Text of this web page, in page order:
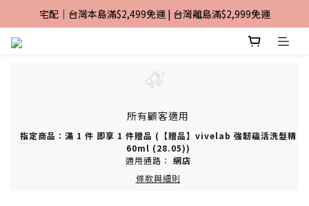
加入TiMO Beauty會員享$30元購物金
宅配｜台灣本島滿$2,499免運 | 台灣離島滿$2,999免運
加入TiMO Beauty會員享$30元購物金
所有顧客適用
指定商品：滿 1 件 即享 1 件贈品 (【贈品】vivelab 強韌蘊活洗髮精
60ml (28.05))
適用通路： 網店
條款與細則